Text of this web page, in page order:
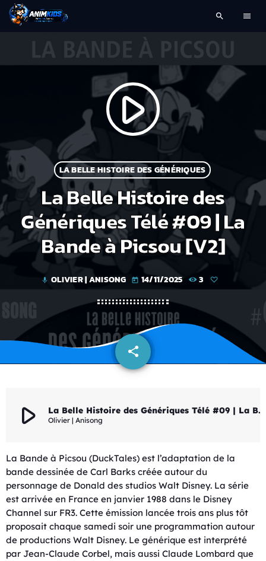
search menu
play_arrow
LA BELLE HISTOIRE DES GÉNÉRIQUES
La Belle Histoire des
Génériques Télé #09 | La
Bande à Picsou [V2]
mic OLIVIER | ANISONG today 14/11/2025 3
share
email
play_arrow La Belle Histoire des Génériques Télé #09 | La Bande à Picsou [V2]
Olivier | Anisong
La Bande à Picsou (DuckTales) est l’adaptation de la
bande dessinée de Carl Barks créée autour du
personnage de Donald des studios Walt Disney. La série
est arrivée en France en janvier 1988 dans le Disney
Channel sur FR3. Cette émission lancée trois ans plus tôt
proposait chaque samedi soir une programmation autour
de productions Walt Disney. Le générique est interprété
par Jean-Claude Corbel, mais aussi Claude Lombard que